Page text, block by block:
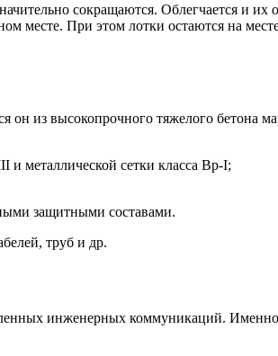
сокращаются. Облегчается и
месте. При этом лотки остаются на
он из высокопрочного тяжелого
металлической сетки класса Вр-I;
защитными составами.
труб и др.
инженерных коммуникаций.